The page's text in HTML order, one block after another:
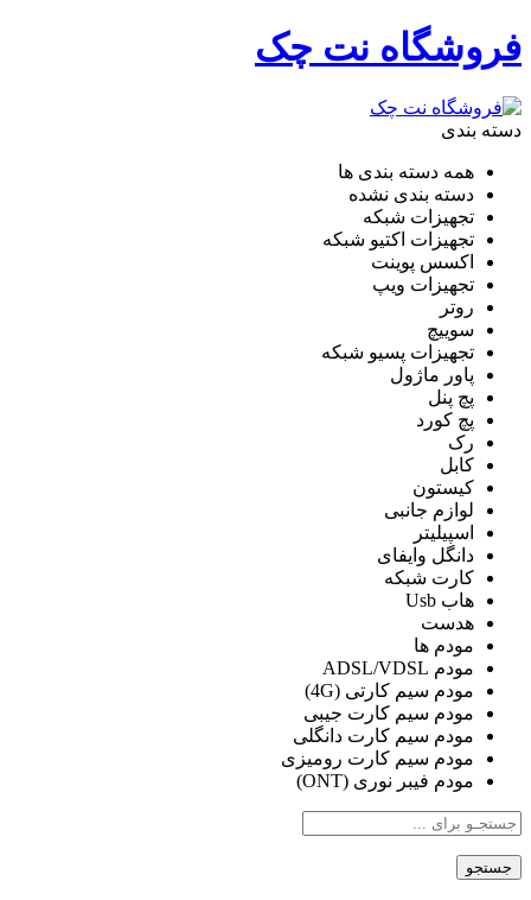
فروشگاه نت چک
دسته بندی
همه دسته بندی ها
دسته بندی نشده
تجهیزات شبکه
تجهیزات اکتیو شبکه
اکسس پوینت
تجهیزات ویپ
روتر
سوییچ
تجهیزات پسیو شبکه
پاور ماژول
پچ پنل
پچ کورد
رک
کابل
کیستون
لوازم جانبی
اسپیلیتر
دانگل وایفای
کارت شبکه
هاب Usb
هدست
مودم ها
مودم ADSL/VDSL
مودم سیم کارتی (4G)
مودم سیم کارت جیبی
مودم سیم کارت دانگلی
مودم سیم کارت رومیزی
مودم فیبر نوری (ONT)
جستجو